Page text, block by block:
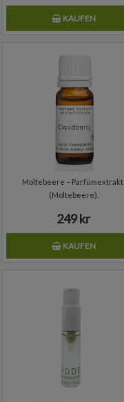
KAUFEN
Moltebeere – Parfümextrakt.
(Moltebeere).
249 kr
KAUFEN